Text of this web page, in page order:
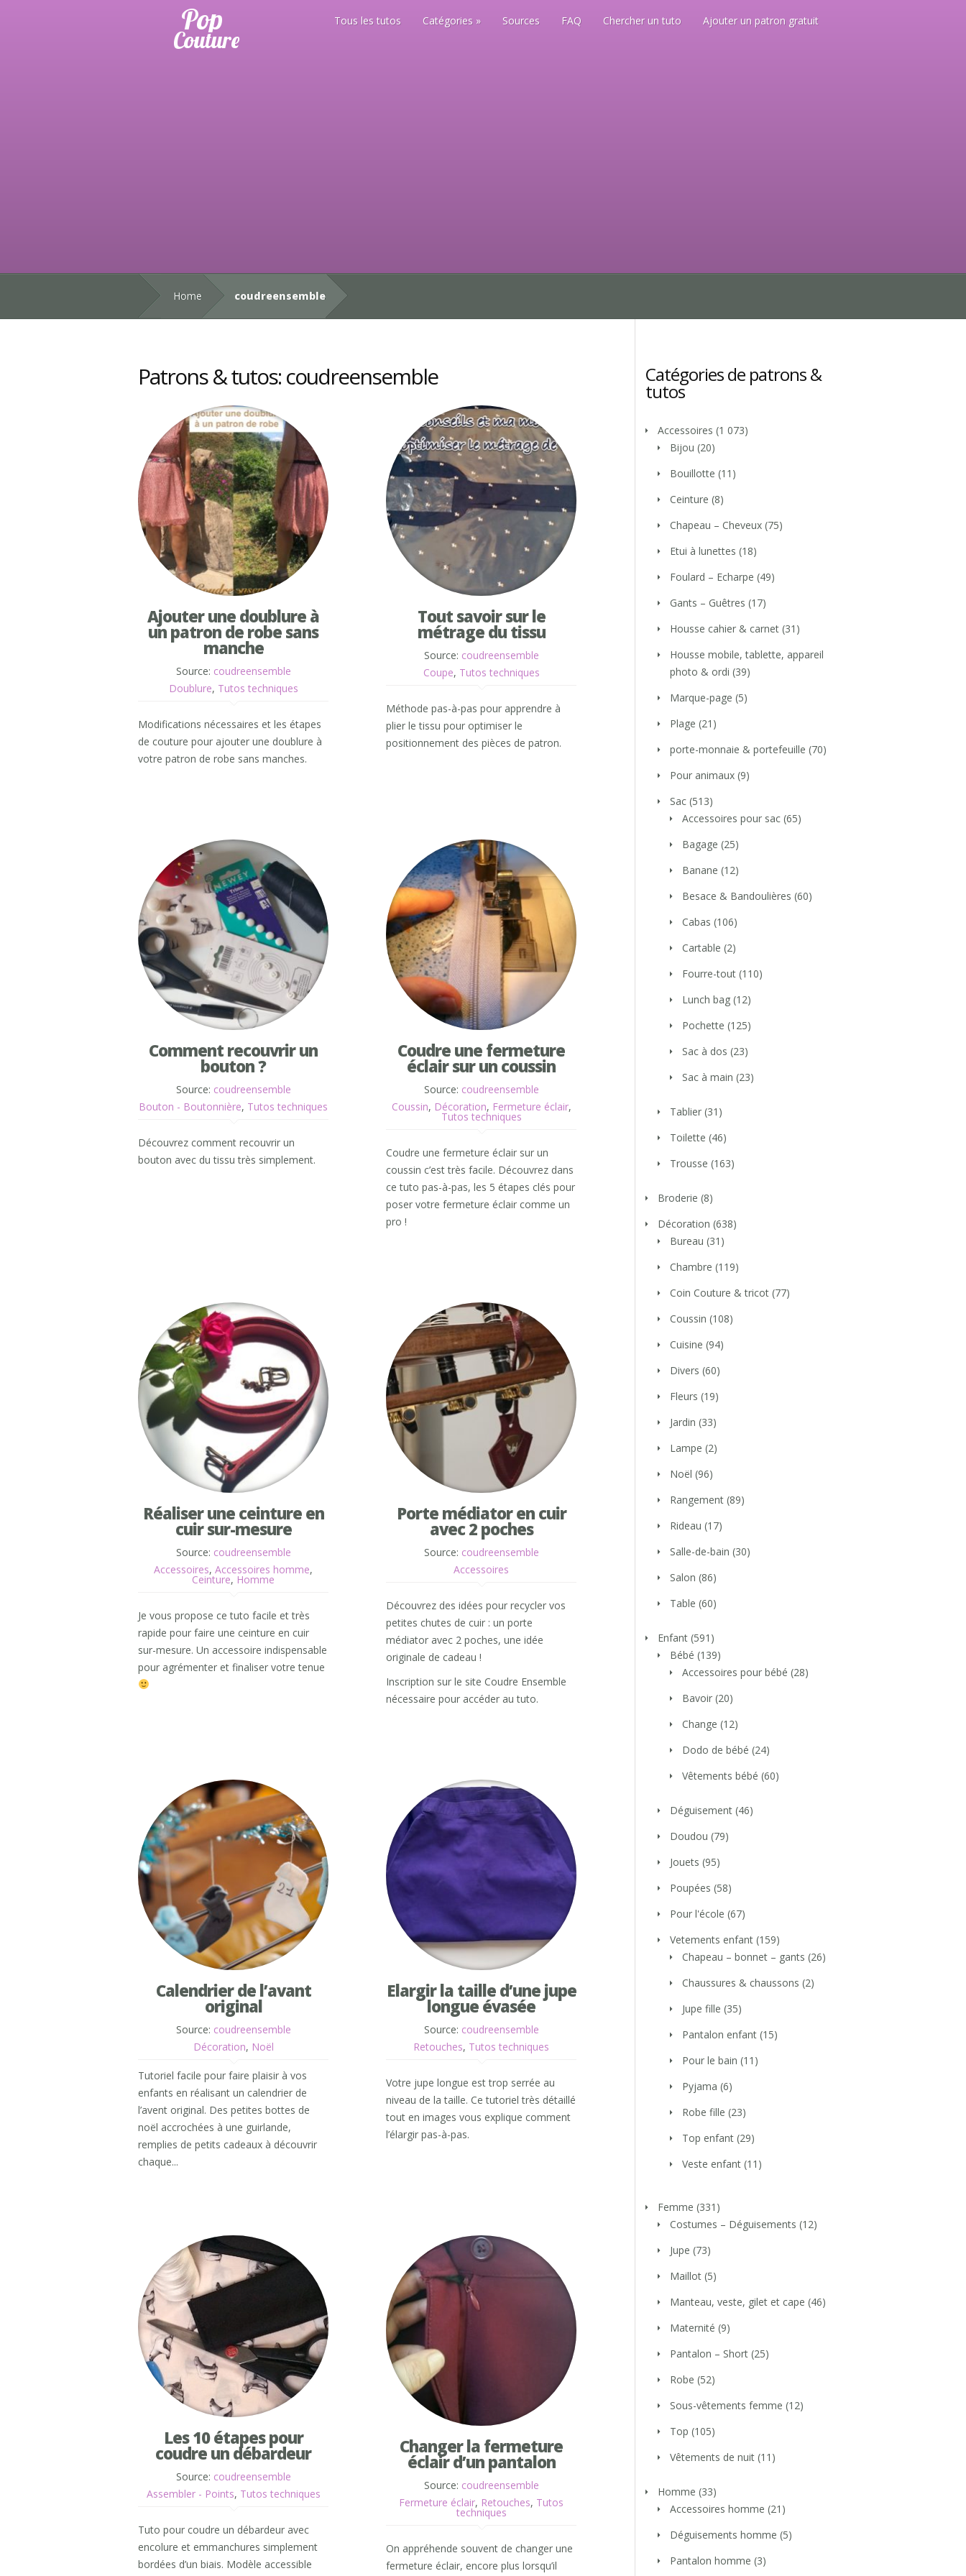
Tous les tutos Catégories Sources FAQ Chercher un tuto Ajouter un patron gratuit
Home coudreensemble
Patrons & tutos: coudreensemble
Ajouter une doublure à
un patron de robe sans
manche
Source: coudreensemble
Doublure, Tutos techniques
Modifications nécessaires et les étapes
de couture pour ajouter une doublure à
votre patron de robe sans manches.
Tout savoir sur le
métrage du tissu
Source: coudreensemble
Coupe, Tutos techniques
Méthode pas-à-pas pour apprendre à
plier le tissu pour optimiser le
positionnement des pièces de patron.
Comment recouvrir un
bouton ?
Source: coudreensemble
Bouton - Boutonnière, Tutos techniques
Découvrez comment recouvrir un
bouton avec du tissu très simplement.
Coudre une fermeture
éclair sur un coussin
Source: coudreensemble
Coussin, Décoration, Fermeture éclair,
Tutos techniques
Coudre une fermeture éclair sur un
coussin c’est très facile. Découvrez dans
ce tuto pas-à-pas, les 5 étapes clés pour
poser votre fermeture éclair comme un
pro !
Réaliser une ceinture en
cuir sur-mesure
Source: coudreensemble
Accessoires, Accessoires homme,
Ceinture, Homme
Je vous propose ce tuto facile et très
rapide pour faire une ceinture en cuir
sur-mesure. Un accessoire indispensable
pour agrémenter et finaliser votre tenue
Porte médiator en cuir
avec 2 poches
Source: coudreensemble
Accessoires
Découvrez des idées pour recycler vos
petites chutes de cuir : un porte
médiator avec 2 poches, une idée
originale de cadeau !
Inscription sur le site Coudre Ensemble
nécessaire pour accéder au tuto.
Calendrier de l’avant
original
Source: coudreensemble
Décoration, Noël
Tutoriel facile pour faire plaisir à vos
enfants en réalisant un calendrier de
l’avent original. Des petites bottes de
noël accrochées à une guirlande,
remplies de petits cadeaux à découvrir
chaque...
Elargir la taille d’une jupe
longue évasée
Source: coudreensemble
Retouches, Tutos techniques
Votre jupe longue est trop serrée au
niveau de la taille. Ce tutoriel très détaillé
tout en images vous explique comment
l’élargir pas-à-pas.
Les 10 étapes pour
coudre un débardeur
Source: coudreensemble
Assembler - Points, Tutos techniques
Tuto pour coudre un débardeur avec
encolure et emmanchures simplement
bordées d’un biais. Modèle accessible
Changer la fermeture
éclair d’un pantalon
Source: coudreensemble
Fermeture éclair, Retouches, Tutos
techniques
On appréhende souvent de changer une
fermeture éclair, encore plus lorsqu’il
Catégories de patrons &
tutos
Accessoires (1 073)
Bijou (20)
Bouillotte (11)
Ceinture (8)
Chapeau – Cheveux (75)
Etui à lunettes (18)
Foulard – Echarpe (49)
Gants – Guêtres (17)
Housse cahier & carnet (31)
Housse mobile, tablette, appareil
photo & ordi (39)
Marque-page (5)
Plage (21)
porte-monnaie & portefeuille (70)
Pour animaux (9)
Sac (513)
Accessoires pour sac (65)
Bagage (25)
Banane (12)
Besace & Bandoulières (60)
Cabas (106)
Cartable (2)
Fourre-tout (110)
Lunch bag (12)
Pochette (125)
Sac à dos (23)
Sac à main (23)
Tablier (31)
Toilette (46)
Trousse (163)
Broderie (8)
Décoration (638)
Bureau (31)
Chambre (119)
Coin Couture & tricot (77)
Coussin (108)
Cuisine (94)
Divers (60)
Fleurs (19)
Jardin (33)
Lampe (2)
Noël (96)
Rangement (89)
Rideau (17)
Salle-de-bain (30)
Salon (86)
Table (60)
Enfant (591)
Bébé (139)
Accessoires pour bébé (28)
Bavoir (20)
Change (12)
Dodo de bébé (24)
Vêtements bébé (60)
Déguisement (46)
Doudou (79)
Jouets (95)
Poupées (58)
Pour l'école (67)
Vetements enfant (159)
Chapeau – bonnet – gants (26)
Chaussures & chaussons (2)
Jupe fille (35)
Pantalon enfant (15)
Pour le bain (11)
Pyjama (6)
Robe fille (23)
Top enfant (29)
Veste enfant (11)
Femme (331)
Costumes – Déguisements (12)
Jupe (73)
Maillot (5)
Manteau, veste, gilet et cape (46)
Maternité (9)
Pantalon – Short (25)
Robe (52)
Sous-vêtements femme (12)
Top (105)
Vêtements de nuit (11)
Homme (33)
Accessoires homme (21)
Déguisements homme (5)
Pantalon homme (3)